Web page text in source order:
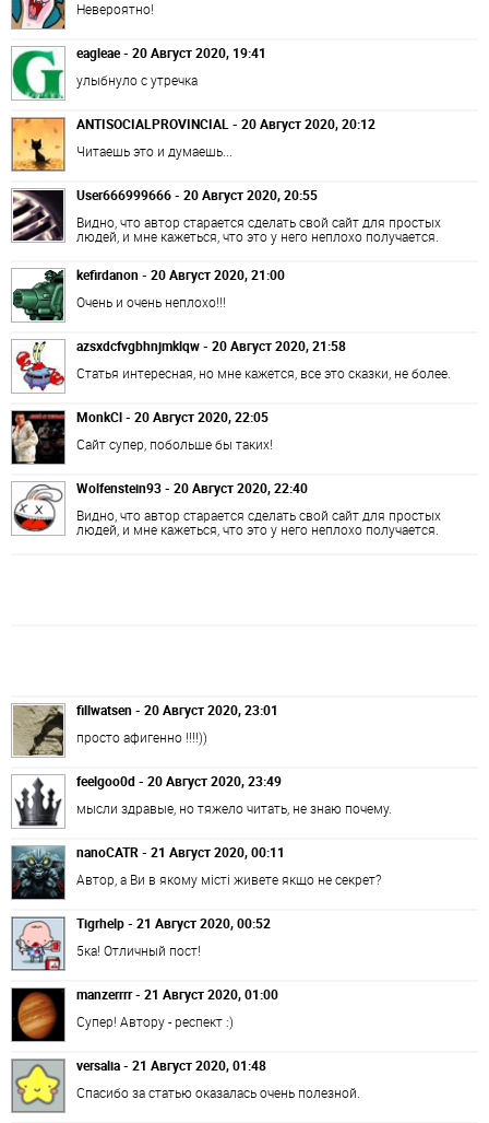
Невероятно!
eagleae - 20 Август 2020, 19:41
улыбнуло с утречка
ANTISOCIALPROVINCIAL - 20 Август 2020, 20:12
Читаешь это и думаешь...
User666999666 - 20 Август 2020, 20:55
Видно, что автор старается сделать свой сайт для простых
людей, и мне кажеться, что это у него неплохо получается.
kefirdanon - 20 Август 2020, 21:00
Очень и очень неплохо!!!
azsxdcfvgbhnjmklqw - 20 Август 2020, 21:58
Статья интересная, но мне кажется, все это сказки, не более.
MonkCl - 20 Август 2020, 22:05
Сайт супер, побольше бы таких!
Wolfenstein93 - 20 Август 2020, 22:40
Видно, что автор старается сделать свой сайт для простых
людей, и мне кажеться, что это у него неплохо получается.
fillwatsen - 20 Август 2020, 23:01
просто афигенно !!!!))
feelgoo0d - 20 Август 2020, 23:49
мысли здравые, но тяжело читать, не знаю почему.
nanoCATR - 21 Август 2020, 00:11
Автор, а Ви в якому місті живете якщо не секрет?
Tigrhelp - 21 Август 2020, 00:52
5ка! Отличный пост!
manzerrrr - 21 Август 2020, 01:00
Супер! Автору - респект :)
versalia - 21 Август 2020, 01:48
Спасибо за статью оказалась очень полезной.